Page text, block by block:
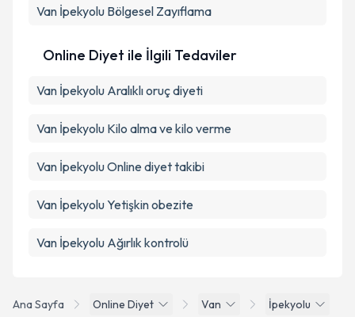
Ana Sayfa Online Diyet Van İpekyolu
Van İpekyolu Bölgesel Zayıflama
Online Diyet ile İlgili Tedaviler
Van İpekyolu Aralıklı oruç diyeti
Van İpekyolu Kilo alma ve kilo verme
Van İpekyolu Online diyet takibi
Van İpekyolu Yetişkin obezite
Van İpekyolu Ağırlık kontrolü